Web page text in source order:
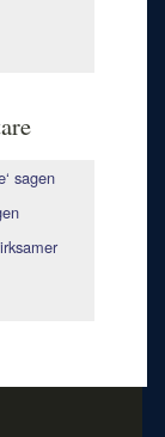
sagen